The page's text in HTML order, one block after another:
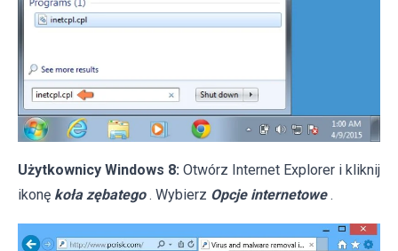
Użytkownicy Windows 8: Otwórz Internet Explorer i kliknij
ikonę koła zębatego . Wybierz Opcje internetowe .